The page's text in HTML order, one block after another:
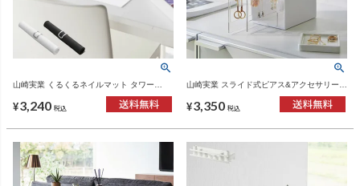
山崎実業 くるくるネイルマット タワー
¥3,240 税込
山崎実業 スライド式ピアス&アクセサリーホ
タワーシリーズ
¥3,350 税込